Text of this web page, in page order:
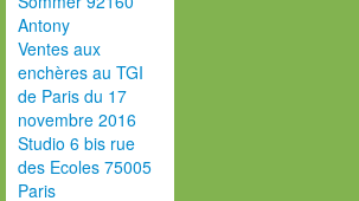
Antony
Ventes aux
enchères au TGI
de Paris du 17
novembre 2016
Studio 6 bis rue
des Ecoles 75005
Paris